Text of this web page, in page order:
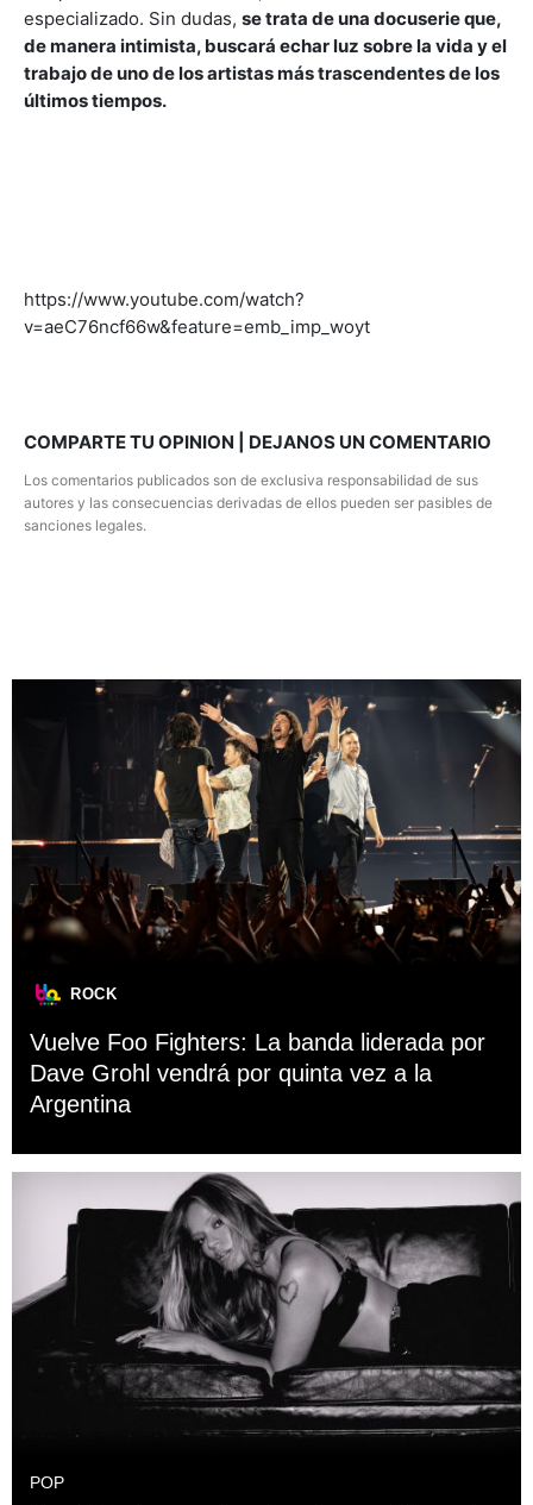
especializado. Sin dudas, se trata de una docuserie que,
de manera intimista, buscará echar luz sobre la vida y el
trabajo de uno de los artistas más trascendentes de los
últimos tiempos.
https://www.youtube.com/watch?
v=aeC76ncf66w&feature=emb_imp_woyt
COMPARTE TU OPINION | DEJANOS UN COMENTARIO
Los comentarios publicados son de exclusiva responsabilidad de sus
autores y las consecuencias derivadas de ellos pueden ser pasibles de
sanciones legales.
ROCK
Vuelve Foo Fighters: La banda liderada por
Dave Grohl vendrá por quinta vez a la
Argentina
POP